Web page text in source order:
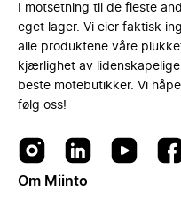
I motsetning til de fleste
eget lager. Vi eier faktisk
alle produktene våre
kjærlighet av
beste motebutikker. Vi
følg oss!
Om Miinto